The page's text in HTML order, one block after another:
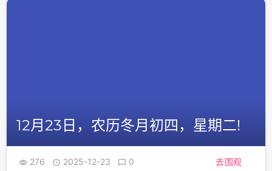
12月23日，农历冬月初四，星期二!
 276  2025-12-23  0 去围观